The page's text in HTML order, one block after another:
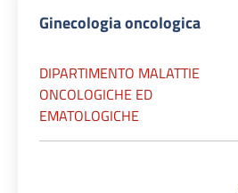
Ginecologia oncologica
DIPARTIMENTO MALATTIE
ONCOLOGICHE ED
EMATOLOGICHE